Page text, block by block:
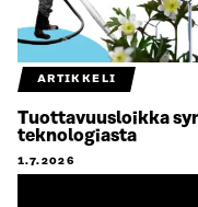
ARTIKKELI
Tuottavuusloikka
teknologiasta
1.7.2026